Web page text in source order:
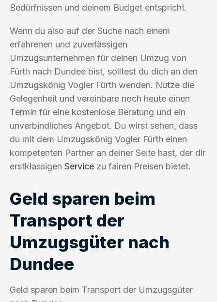
Bedürfnissen und deinem Budget entspricht.
Wenn du also auf der Suche nach einem
erfahrenen und zuverlässigen
Umzugsunternehmen für deinen Umzug von
Fürth nach Dundee bist, solltest du dich an den
Umzugskönig Vogler Fürth wenden. Nutze die
Gelegenheit und vereinbare noch heute einen
Termin für eine kostenlose Beratung und ein
unverbindliches Angebot. Du wirst sehen, dass
du mit dem Umzugskönig Vogler Fürth einen
kompetenten Partner an deiner Seite hast, der dir
erstklassigen Service zu fairen Preisen bietet.
Geld sparen beim
Transport der
Umzugsgüter nach
Dundee
Geld sparen beim Transport der Umzugsgüter